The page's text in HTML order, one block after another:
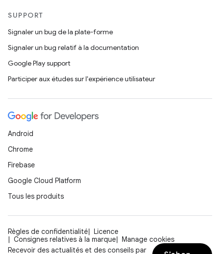
SUPPORT
Signaler un bug de la plate-forme
Signaler un bug relatif à la documentation
Google Play support
Participer aux études sur l'expérience utilisateur
Android
Chrome
Firebase
Google Cloud Platform
Tous les produits
Règles de confidentialité
Licence
Consignes relatives à la marque
Manage cookies
Recevoir des actualités et des conseils par